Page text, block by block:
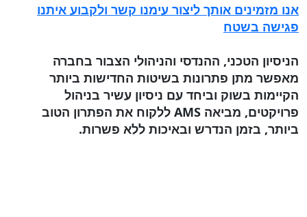
אנו מזמינים אותך ליצור עימנו קשר ולקבוע איתנו
פגישה בשטח
הניסיון הטכני, ההנדסי והניהולי הצבור בחברה
מאפשר מתן פתרונות בשיטות החדישות ביותר
הקיימות בשוק וביחד עם ניסיון עשיר בניהול
פרויקטים, מביאה AMS ללקוח את הפתרון הטוב
ביותר, בזמן הנדרש ובאיכות ללא פשרות.